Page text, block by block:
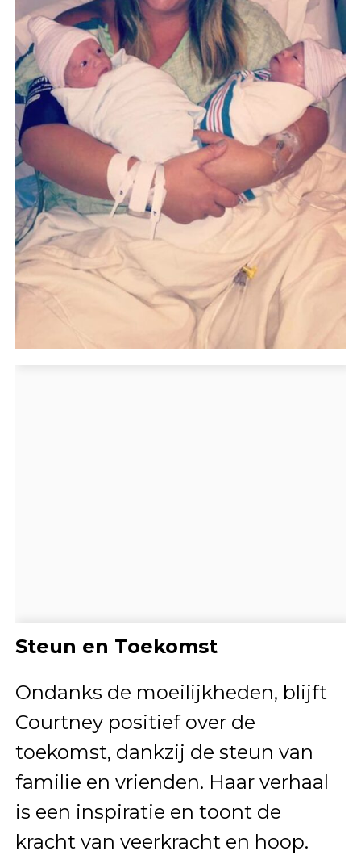
Steun en Toekomst
Ondanks de moeilijkheden, blijft
Courtney positief over de
toekomst, dankzij de steun van
familie en vrienden. Haar verhaal
is een inspiratie en toont de
kracht van veerkracht en hoop.